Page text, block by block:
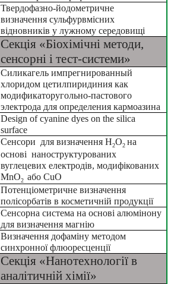
Твердофазно-йодометричне
визначення сульфурвмісних
відновників у лужному середовищі
Секція «Біохімічні методи,
сенсорні і тест-системи»
Силикагель импрегнированный
хлоридом цетилпиридиния как
модификаторугольно-пастового
электрода для определения кармоазина
Design of cyanine dyes on the silica
surface
Cенсори  для визначення H2O2 на
основі  наноструктурованих
вуглецевих електродів, модифікованих
MnO2 або CuO
Потенціометричне визначення
полісорбатів в косметичній продукції
Сенсорна система на основі алюмінону
для визначення магнію
Визначення дофаміну методом
синхронної флюоресценції
Секція «Нанотехнології в
аналітичній хімії»